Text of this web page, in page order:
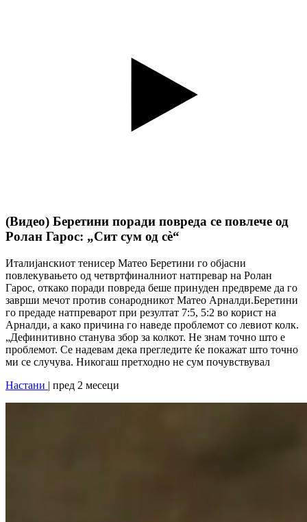
(Видео) Беретини поради повреда се повлече од
Ролан Гарос: „Сит сум од сè“
Италијанскиот тенисер Матео Беретини го објасни
повлекувањето од четвртфиналниот натпревар на Ролан
Гарос, откако поради повреда беше принуден предвреме да го
заврши мечот против сонародникот Матео Арналди.Беретини
го предаде натпреварот при резултат 7:5, 5:2 во корист на
Арналди, а како причина го наведе проблемот со левиот колк.
„Дефинитивно станува збор за колкот. Не знам точно што е
проблемот. Се надевам дека прегледите ќе покажат што точно
ми се случува. Никогаш претходно не сум почувствувал
Настани | пред 2 месеци